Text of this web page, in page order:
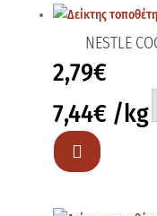
NESTLE
2,79€
7,44€ /kg
